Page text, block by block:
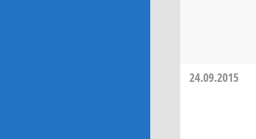
24.09.2015